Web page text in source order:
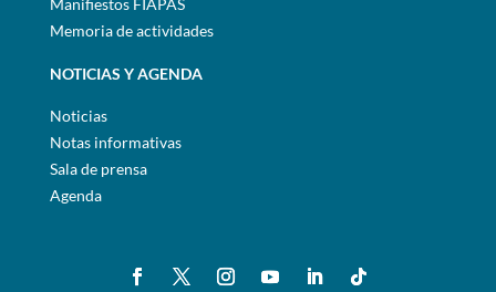
Manifiestos FIAPAS
Memoria de actividades
NOTICIAS Y AGENDA
Noticias
Notas informativas
Sala de prensa
Agenda